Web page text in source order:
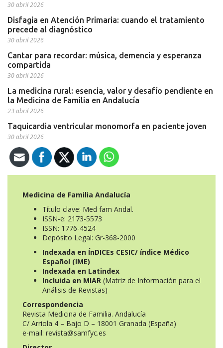
30 abril 2026
Disfagia en Atención Primaria: cuando el tratamiento
precede al diagnóstico
30 abril 2026
Cantar para recordar: música, demencia y esperanza
compartida
30 abril 2026
La medicina rural: esencia, valor y desafío pendiente en
la Medicina de Familia en Andalucía
23 abril 2026
Taquicardia ventricular monomorfa en paciente joven
30 abril 2026
Medicina de Familia Andalucía
Título clave: Med fam Andal.
ISSN-e: 2173-5573
ISSN: 1776-4524
Depósito Legal: Gr-368-2000
Indexada en ÍnDICEs CESIC/ índice Médico
Español (IME)
Indexada en Latindex
Incluida en MIAR (Matriz de Información para el
Análisis de Revistas)
Correspondencia
Revista Medicina de Familia. Andalucía
C/ Arriola 4 – Bajo D – 18001 Granada (España)
e-mail: revista@samfyc.es